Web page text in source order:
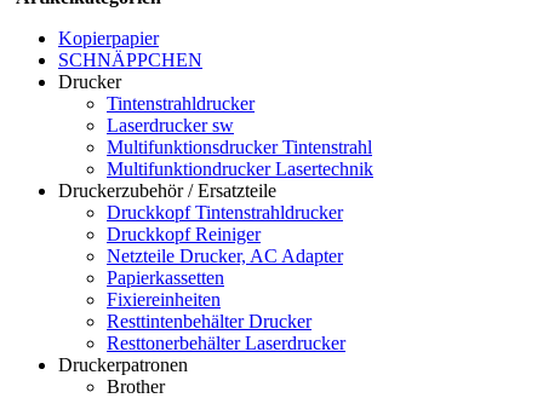
Kopierpapier
SCHNÄPPCHEN
Drucker
Tintenstrahldrucker
Laserdrucker sw
Multifunktionsdrucker Tintenstrahl
Multifunktiondrucker Lasertechnik
Druckerzubehör / Ersatzteile
Druckkopf Tintenstrahldrucker
Druckkopf Reiniger
Netzteile Drucker, AC Adapter
Papierkassetten
Fixiereinheiten
Resttintenbehälter Drucker
Resttonerbehälter Laserdrucker
Druckerpatronen
Brother